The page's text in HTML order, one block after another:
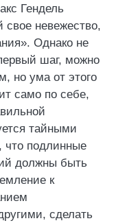
Гендель
свое невежество,
Однако не
шаг, можно
но ума от этого
само по себе,
тайными
что подлинные
должны быть
к
сделать